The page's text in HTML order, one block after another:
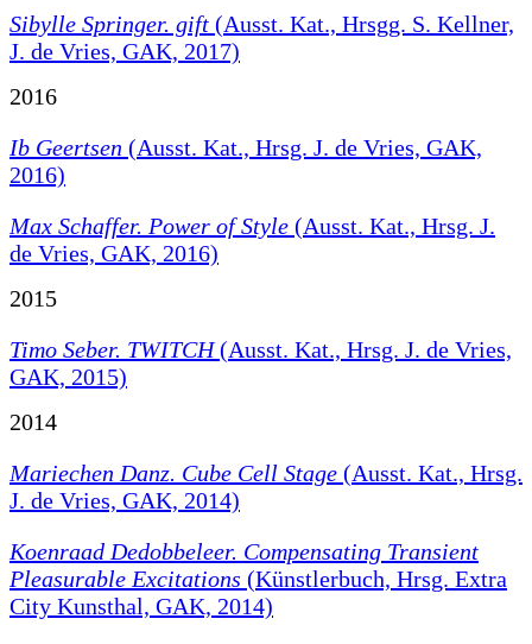
Sibylle Springer. gift (Ausst. Kat., Hrsgg. S. Kellner,
J. de Vries, GAK, 2017)
2016
Ib Geertsen (Ausst. Kat., Hrsg. J. de Vries, GAK,
2016)
Max Schaffer. Power of Style (Ausst. Kat., Hrsg. J.
de Vries, GAK, 2016)
2015
Timo Seber. TWITCH(Ausst. Kat., Hrsg. J. de Vries,
GAK, 2015)
2014
Mariechen Danz. Cube Cell Stage (Ausst. Kat., Hrsg.
J. de Vries, GAK, 2014)
Koenraad Dedobbeleer. Compensating Transient
Pleasurable Excitations (Künstlerbuch, Hrsg. Extra
City Kunsthal, GAK, 2014)